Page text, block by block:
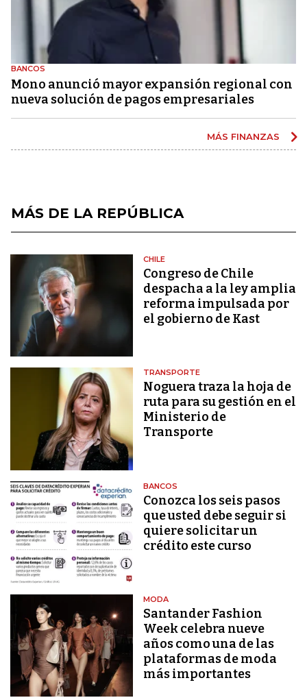
BANCOS
Mono anunció mayor expansión regional con
nueva solución de pagos empresariales
MÁS FINANZAS
MÁS DE LA REPÚBLICA
CHILE
Congreso de Chile
despacha a la ley amplia
reforma impulsada por
el gobierno de Kast
TRANSPORTE
Noguera traza la hoja de
ruta para su gestión en el
Ministerio de
Transporte
BANCOS
Conozca los seis pasos
que usted debe seguir si
quiere solicitar un
crédito este curso
MODA
Santander Fashion
Week celebra nueve
años como una de las
plataformas de moda
más importantes